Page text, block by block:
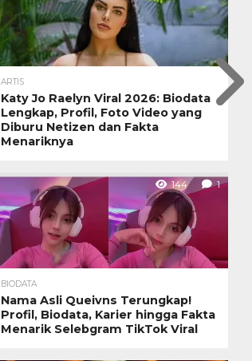
ARTIS
Katy Jo Raelyn Viral 2026: Biodata
Lengkap, Profil, Foto Video yang
Diburu Netizen dan Fakta
Menariknya
144 1
BIODATA
Nama Asli Queivns Terungkap!
Profil, Biodata, Karier hingga Fakta
Menarik Selebgram TikTok Viral